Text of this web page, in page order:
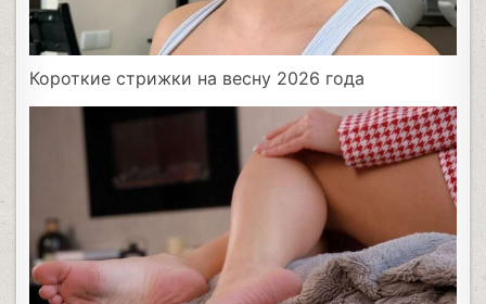
Короткие стрижки на весну 2026 года